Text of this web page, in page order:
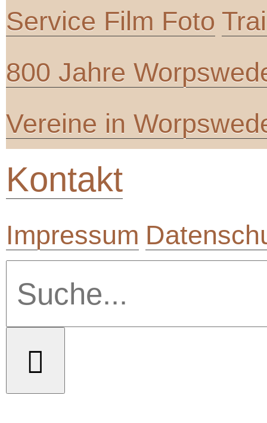
Service Film Foto
800 Jahre
Vereine in
Kontakt
Impressum